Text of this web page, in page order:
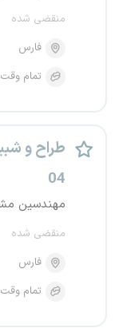
منقضی شده
فارس
تمام وقت
04
مهندسین
منقضی شده
فارس
تمام وقت